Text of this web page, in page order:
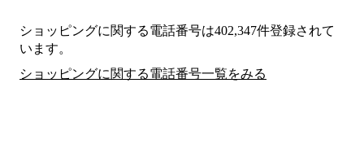
ショッピングに関する電話番号は402,347件登録されて
います。
ショッピングに関する電話番号一覧をみる